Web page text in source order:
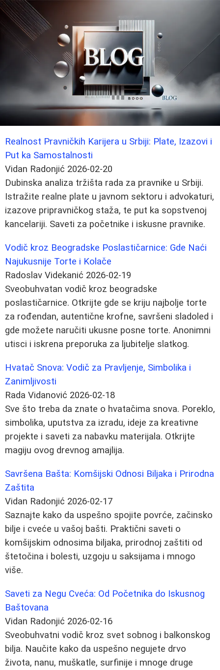
Realnost Pravničkih Karijera u Srbiji: Plate, Izazovi i
Put ka Samostalnosti
Vidan Radonjić 2026-02-20
Dubinska analiza tržišta rada za pravnike u Srbiji.
Istražite realne plate u javnom sektoru i advokaturi,
izazove pripravničkog staža, te put ka sopstvenoj
kancelariji. Saveti za početnike i iskusne pravnike.
Vodič kroz Beogradske Poslastičarnice: Gde Naći
Najukusnije Torte i Kolače
Radoslav Videkanić 2026-02-19
Sveobuhvatan vodič kroz beogradske
poslastičarnice. Otkrijte gde se kriju najbolje torte
za rođendan, autentične krofne, savršeni sladoled i
gde možete naručiti ukusne posne torte. Anonimni
utisci i iskrena preporuka za ljubitelje slatkog.
Hvatač Snova: Vodič za Pravljenje, Simbolika i
Zanimljivosti
Rada Vidanović 2026-02-18
Sve što treba da znate o hvatačima snova. Poreklo,
simbolika, uputstva za izradu, ideje za kreativne
projekte i saveti za nabavku materijala. Otkrijte
magiju ovog drevnog amajlija.
Savršena Bašta: Komšijski Odnosi Biljaka i Prirodna
Zaštita
Vidan Radonjić 2026-02-17
Saznajte kako da uspešno spojite povrće, začinsko
bilje i cveće u vašoj bašti. Praktični saveti o
komšijskim odnosima biljaka, prirodnoj zaštiti od
štetočina i bolesti, uzgoju u saksijama i mnogo
više.
Saveti za Negu Cveća: Od Početnika do Iskusnog
Baštovana
Vidan Radonjić 2026-02-16
Sveobuhvatni vodič kroz svet sobnog i balkonskog
bilja. Naučite kako da uspešno negujete drvo
života, nanu, muškatle, surfinije i mnoge druge